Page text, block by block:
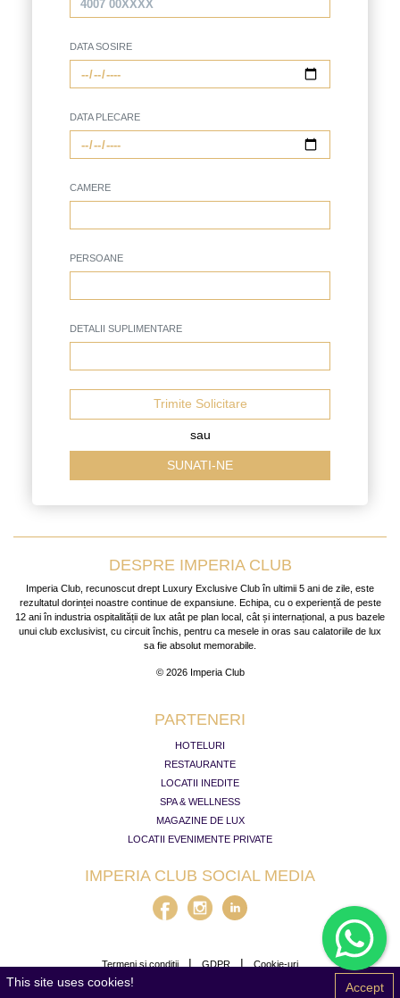
DATA SOSIRE
DATA PLECARE
CAMERE
PERSOANE
DETALII SUPLIMENTARE
Trimite Solicitare
sau
SUNATI-NE
DESPRE IMPERIA CLUB
Imperia Club, recunoscut drept Luxury Exclusive Club în ultimii 5 ani de zile, este
rezultatul dorinței noastre continue de expansiune. Echipa, cu o experiență de peste
12 ani în industria ospitalității de lux atât pe plan local, cât și internațional, a pus bazele
unui club exclusivist, cu circuit închis, pentru ca mesele in oras sau calatoriile de lux
sa fie absolut memorabile.
© 2026 Imperia Club
PARTENERI
HOTELURI
RESTAURANTE
LOCATII INEDITE
SPA & WELLNESS
MAGAZINE DE LUX
LOCATII EVENIMENTE PRIVATE
IMPERIA CLUB SOCIAL MEDIA
Termeni și condiții | GDPR | Cookie-uri
This site uses cookies! Accept